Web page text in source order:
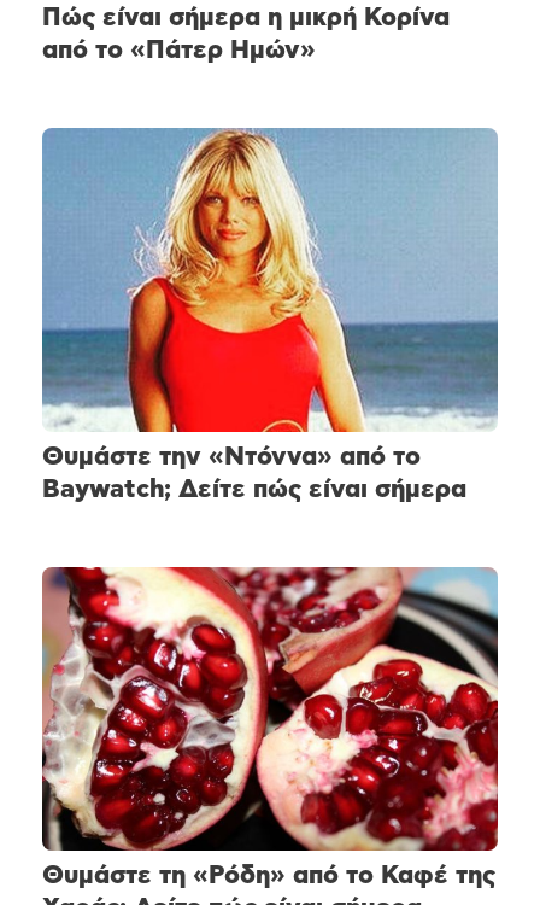
Πώς είναι σήμερα η μικρή Κορίνα
από το «Πάτερ Ημών»
Θυμάστε την «Ντόννα» από το
Baywatch; Δείτε πώς είναι σήμερα
Θυμάστε τη «Ρόδη» από το Καφέ της